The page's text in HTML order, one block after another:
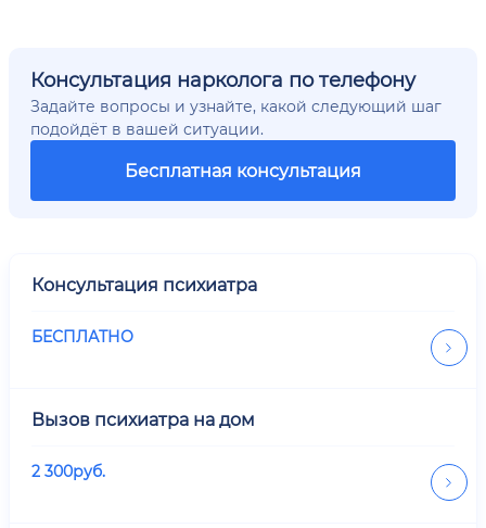
Консультация нарколога по телефону
Задайте вопросы и узнайте, какой следующий шаг
подойдёт в вашей ситуации.
Бесплатная консультация
Консультация психиатра
БЕСПЛАТНО
Вызов психиатра на дом
2 300руб.